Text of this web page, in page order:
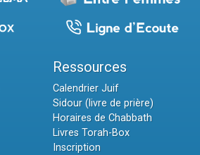
Ressources
Calendrier Juif
Sidour (livre de prière)
Horaires de Chabbath
Livres Torah-Box
Inscription